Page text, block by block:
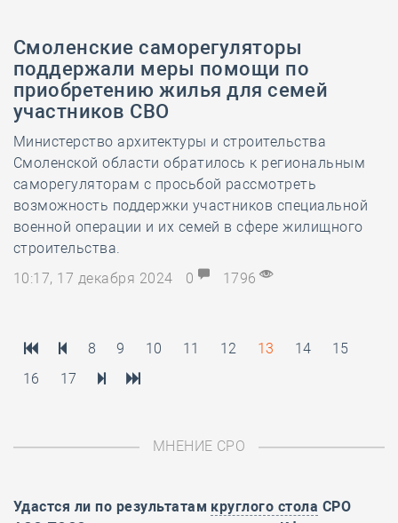
Смоленские саморегуляторы
поддержали меры помощи по
приобретению жилья для семей
участников СВО
Министерство архитектуры и строительства
Смоленской области обратилось к региональным
саморегуляторам с просьбой рассмотреть
возможность поддержки участников специальной
военной операции и их семей в сфере жилищного
строительства.
10:17, 17 декабря 2024
0 1796
8 9 10 11 12 13 14
15
16
17
МНЕНИЕ СРО
Удастся ли по результатам круглого стола СРО